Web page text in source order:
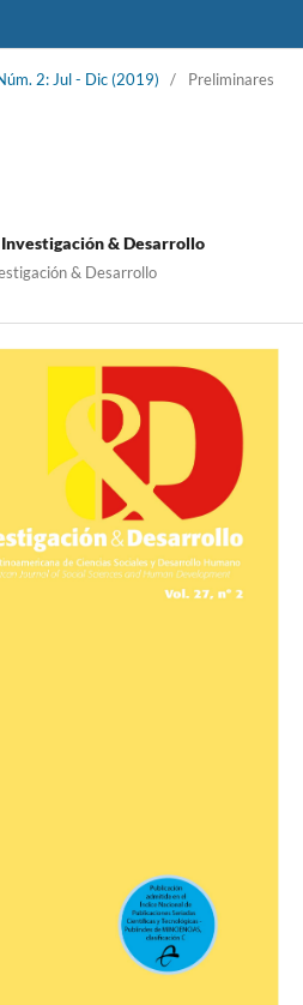
2: Jul - Dic (2019) / Preliminares
& Desarrollo
& Desarrollo